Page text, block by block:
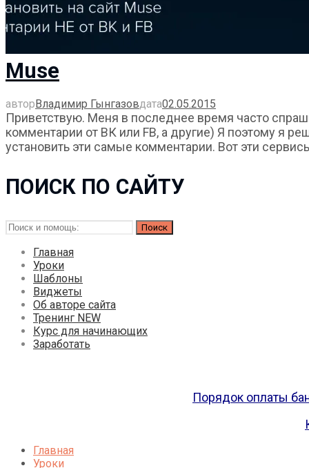
Muse
авторВладимир Гынгазовдата02.05.2015
Приветствую. Меня в последнее время часто
комментарии от ВК или FB, а другие) Я поэтому я
установить эти самые комментарии. Вот эти
ПОИСК ПО САЙТУ
Искать:
Главная
Уроки
Шаблоны
Виджеты
Об авторе сайта
Тренинг NEW
Курс для начинающих
Заработать
Порядок оплаты
Главная
Уроки